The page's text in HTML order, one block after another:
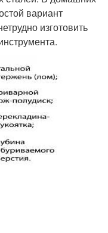
вариант
изготовить